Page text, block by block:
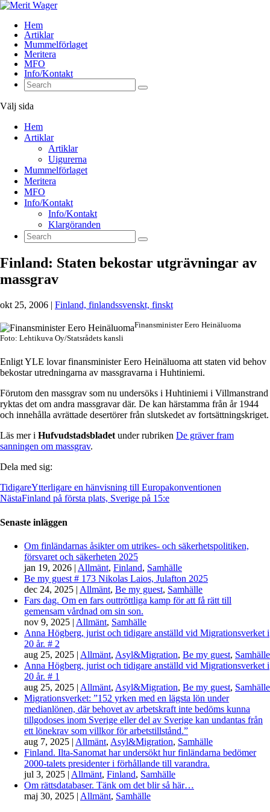
Hem
Artiklar
Mummelförlaget
Meritera
MFO
Info/Kontakt
Välj sida
Hem
Artiklar
Artiklar
Uigurerna
Mummelförlaget
Meritera
MFO
Info/Kontakt
Info/Kontakt
Klargöranden
Finland: Staten bekostar utgrävningar av
massgrav
okt 25, 2006 | Finland, finlandssvenskt, finskt
Finansminister Eero Heinäluoma
Foto: Lehtikuva Oy/Statsrådets kansli
Enligt YLE lovar finansminister Eero Heinäluoma att staten vid behov
bekostar utredningarna av massgravarna i Huhtiniemi.
Förutom den massgrav som nu undersöks i Huhtiniemi i Villmanstrand
ryktas det om andra massgravar där. De kan härstamma från år 1944
och innehålla avrättade desertörer från slutskedet av fortsättningskriget.
Läs mer i Hufvudstadsbladetunder rubriken De gräver fram
sanningen om massgrav.
Dela med sig:
TidigareYtterligare en hänvisning till Europakonventionen
NästaFinland på första plats, Sverige på 15:e
Senaste inläggen
Om finländarnas åsikter om utrikes- och säkerhetspolitiken,
försvaret och säkerheten 2025
jan 19, 2026 | Allmänt, Finland, Samhälle
Be my guest # 173 Nikolas Laios, Julafton 2025
dec 24, 2025 | Allmänt, Be my guest, Samhälle
Fars dag. Om en fars outtröttliga kamp för att få rätt till
gemensam vårdnad om sin son.
nov 9, 2025 | Allmänt, Samhälle
Anna Högberg, jurist och tidigare anställd vid Migrationsverket i
20 år. # 2
aug 25, 2025 | Allmänt, Asyl&Migration, Be my guest, Samhälle
Anna Högberg, jurist och tidigare anställd vid Migrationsverket i
20 år. # 1
aug 25, 2025 | Allmänt, Asyl&Migration, Be my guest, Samhälle
Migrationsverket: ”152 yrken med en lägsta lön under
medianlönen, där behovet av arbetskraft inte bedöms kunna
tillgodoses inom Sverige eller del av Sverige kan undantas från
ett lönekrav som villkor för arbetstillstånd.”
aug 7, 2025 | Allmänt, Asyl&Migration, Samhälle
Finland. Ilta-Sanomat har undersökt hur finländarna bedömer
2000-talets presidenter i förhållande till varandra.
jul 3, 2025 | Allmänt, Finland, Samhälle
Om rättsdatabaser. Tänk om det blir så här…
maj 30, 2025 | Allmänt, Samhälle